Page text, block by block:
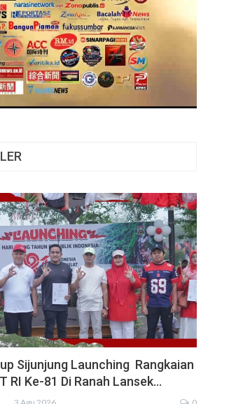
Sijunjung Launching Rangkaian
RI Ke-81 Di Ranah Lansek…